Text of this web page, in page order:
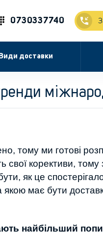
0730337740
Види доставки
тому ми готові
свої корективи,
як це
якою має бути
найбільший